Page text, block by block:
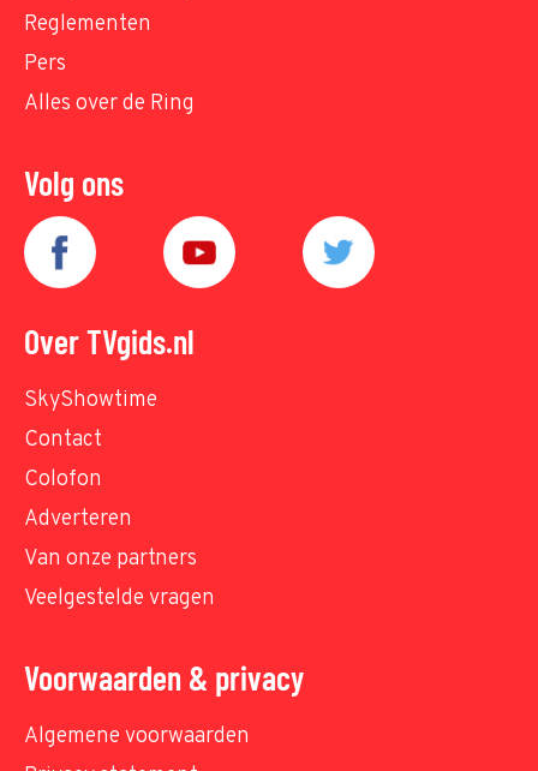
Reglementen
Pers
Alles over de Ring
Volg ons
Over TVgids.nl
SkyShowtime
Contact
Colofon
Adverteren
Van onze partners
Veelgestelde vragen
Voorwaarden & privacy
Algemene voorwaarden